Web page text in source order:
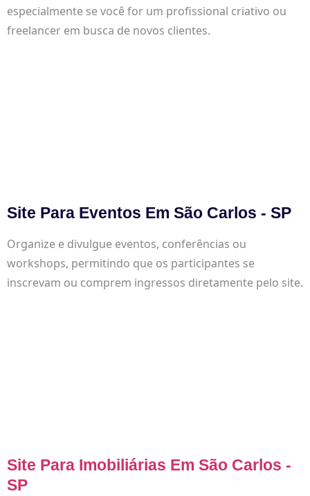
especialmente se você for um profissional criativo ou
freelancer em busca de novos clientes.
Site Para Eventos Em São Carlos - SP
Organize e divulgue eventos, conferências ou
workshops, permitindo que os participantes se
inscrevam ou comprem ingressos diretamente pelo site.
Site Para Imobiliárias Em São Carlos -
SP